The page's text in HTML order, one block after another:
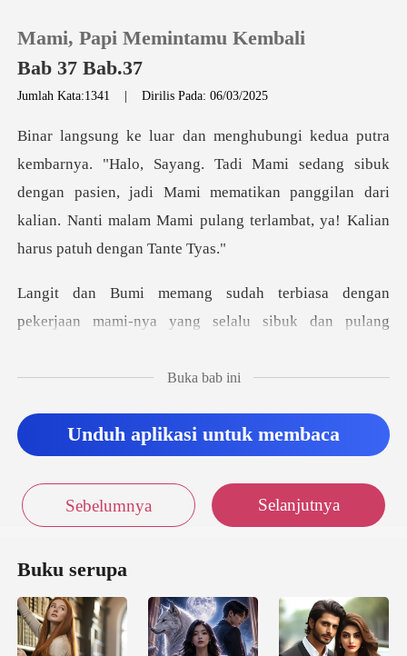
0
Pengisian Ulang
Keluar
Mami, Papi Memintamu Kembali
Bab 37 Bab.37
Jumlah Kata:1341 |Dirilis Pada: 06/03/2025
adi Mami sedang sibuk
dengan pasien, jadi Mami mematikan panggilan dari
kalian
dengan
pekerjaan mami-nya yang selalu
Buka bab ini
Unduh aplikasi untuk membaca
Sebelumnya Selanjutnya
Buku serupa